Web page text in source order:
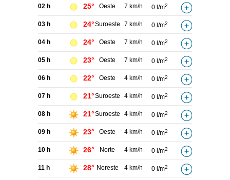
02 h 25° Oeste 7 km/h 0 l/m2
03 h 24°Suroeste 7 km/h 0 l/m2
04 h 24° Oeste 7 km/h 0 l/m2
05 h 23° Oeste 7 km/h 0 l/m2
06 h 22° Oeste 4 km/h 0 l/m2
07 h 21°Suroeste 4 km/h 0 l/m2
08 h 21°Suroeste 4 km/h 0 l/m2
09 h 23° Oeste 4 km/h 0 l/m2
10 h 26° Norte 4 km/h 0 l/m2
11 h 28° Noreste 4 km/h 0 l/m2